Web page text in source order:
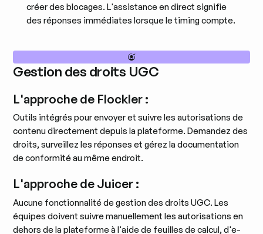
créer des blocages. L'assistance en direct signifie
des réponses immédiates lorsque le timing compte.
Gestion des droits UGC
L'approche de Flockler :
Outils intégrés pour envoyer et suivre les autorisations de
contenu directement depuis la plateforme. Demandez des
droits, surveillez les réponses et gérez la documentation
de conformité au même endroit.
L'approche de Juicer :
Aucune fonctionnalité de gestion des droits UGC. Les
équipes doivent suivre manuellement les autorisations en
dehors de la plateforme à l'aide de feuilles de calcul, d'e-